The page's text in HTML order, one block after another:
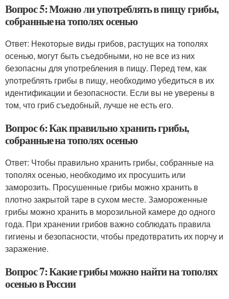
Вопрос 5: Можно ли употреблять в пищу грибы,
собранные на тополях осенью
Ответ: Некоторые виды грибов, растущих на тополях
осенью, могут быть съедобными, но не все из них
безопасны для употребления в пищу. Перед тем, как
употреблять грибы в пищу, необходимо убедиться в их
идентификации и безопасности. Если вы не уверены в
том, что гриб съедобный, лучше не есть его.
Вопрос 6: Как правильно хранить грибы,
собранные на тополях осенью
Ответ: Чтобы правильно хранить грибы, собранные на
тополях осенью, необходимо их просушить или
заморозить. Просушенные грибы можно хранить в
плотно закрытой таре в сухом месте. Замороженные
грибы можно хранить в морозильной камере до одного
года. При хранении грибов важно соблюдать правила
гигиены и безопасности, чтобы предотвратить их порчу и
заражение.
Вопрос 7: Какие грибы можно найти на тополях
осенью в России